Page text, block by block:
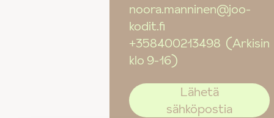
noora.manninen@joo-
kodit.fi
+358400213498 (Arkisin
klo 9-16)
Lähetä
sähköpostia